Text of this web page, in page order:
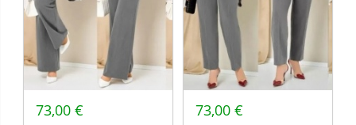
73,00 € 73,00 €